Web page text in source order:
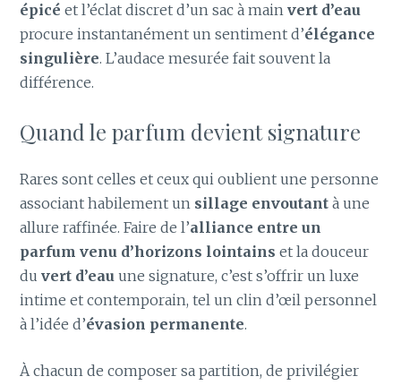
épicé et l’éclat discret d’un sac à mainvert d’eau
procure instantanément un sentiment d’élégance
singulière. L’audace mesurée fait souvent la
différence.
Quand le parfum devient signature
Rares sont celles et ceux qui oublient une personne
associant habilement un sillage envoutant à une
allure raffinée. Faire de l’alliance entre un
parfum venu d’horizons lointains et la douceur
duvert d’eau une signature, c’est s’offrir un luxe
intime et contemporain, tel un clin d’œil personnel
à l’idée d’évasion permanente.
À chacun de composer sa partition, de privilégier